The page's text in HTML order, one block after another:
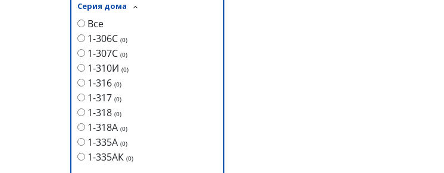
Серия дома
Все
1-306С (0)
1-307С (0)
1-310И (0)
1-316 (0)
1-317 (0)
1-318 (0)
1-318А (0)
1-335А (0)
1-335АК (0)